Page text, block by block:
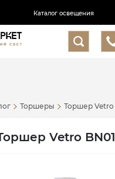
Каталог освещения
Торшеры Торшер Vetro
Vetro